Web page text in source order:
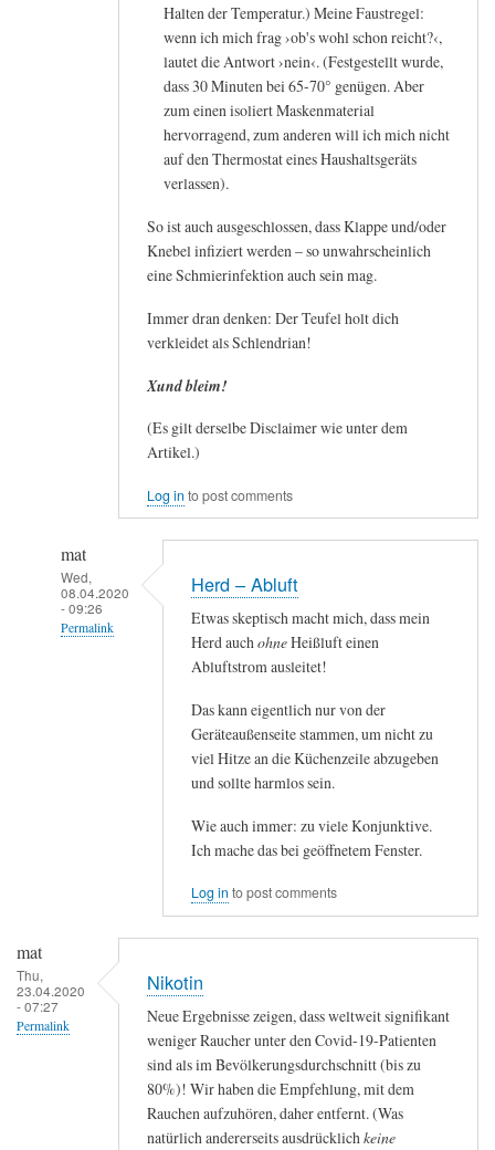
Halten der Temperatur.) Meine Faustregel:
wenn ich mich frag ›ob's wohl schon reicht?‹,
lautet die Antwort ›nein‹. (Festgestellt wurde,
dass 30 Minuten bei 65-70° genügen. Aber
zum einen isoliert Maskenmaterial
hervorragend, zum anderen will ich mich nicht
auf den Thermostat eines Haushaltsgeräts
verlassen).
So ist auch ausgeschlossen, dass Klappe und/oder
Knebel infiziert werden – so unwahrscheinlich
eine Schmierinfektion auch sein mag.
Immer dran denken: Der Teufel holt dich
verkleidet als Schlendrian!
Xund bleim!
(Es gilt derselbe Disclaimer wie unter dem
Artikel.)
Log in to post comments
mat
Wed,
08.04.2020
- 09:26
Permalink
Herd – Abluft
Etwas skeptisch macht mich, dass mein
Herd auchohneHeißluft einen
Abluftstrom ausleitet!
Das kann eigentlich nur von der
Geräteaußenseite stammen, um nicht zu
viel Hitze an die Küchenzeile abzugeben
und sollte harmlos sein.
Wie auch immer: zu viele Konjunktive.
Ich mache das bei geöffnetem Fenster.
Log in to post comments
mat
Thu,
23.04.2020
- 07:27
Permalink
Nikotin
Neue Ergebnisse zeigen, dass weltweit signifikant
weniger Raucher unter den Covid-19-Patienten
sind als im Bevölkerungsdurchschnitt (bis zu
80%)! Wir haben die Empfehlung, mit dem
Rauchen aufzuhören, daher entfernt. (Was
natürlich andererseits ausdrücklichkeine